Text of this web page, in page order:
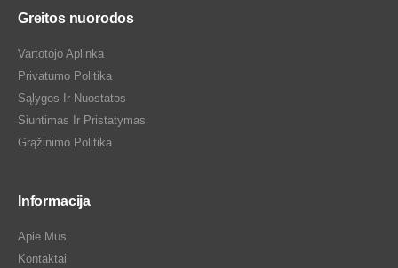
Greitos nuorodos
Vartotojo Aplinka
Privatumo Politika
Sąlygos Ir Nuostatos
Siuntimas Ir Pristatymas
Grąžinimo Politika
Informacija
Apie Mus
Kontaktai